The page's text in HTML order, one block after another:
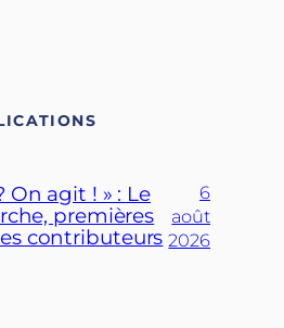
On agit ! » : Le
premières
contributeurs
6
août
2026